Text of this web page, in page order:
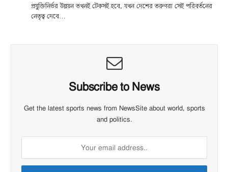
প্রযুক্তিনির্ভর উন্নয়ন তখনই টেকসই হবে, যখন দেশের তরুণরা সেই পরিবর্তনের
নেতৃত্ব দেবে…
Subscribe to News
Get the latest sports news from NewsSite about world, sports
and politics.